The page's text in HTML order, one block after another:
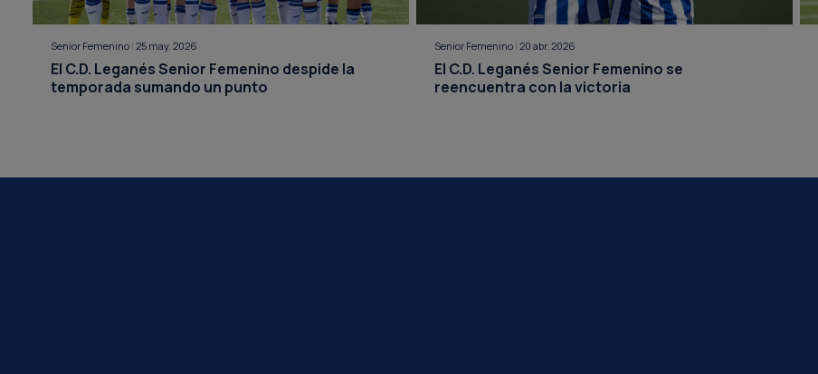
Senior Femenino | 25 may. 2026
El C.D. Leganés Senior Femenino despide la
temporada sumando un punto
Senior Femenino | 20 abr. 2026
El C.D. Leganés Senior Femenino se
reencuentra con la victoria